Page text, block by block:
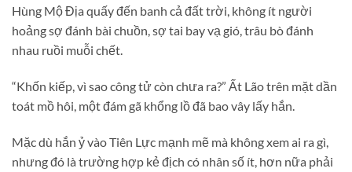
Hùng Mộ Địa quấy đến banh cả đất trời, không ít người
hoảng sợ đánh bài chuồn, sợ tai bay vạ gió, trâu bò đánh
nhau ruồi muỗi chết.
“Khốn kiếp, vì sao công tử còn chưa ra?” Ất Lão trên mặt dần
toát mồ hôi, một đám gã khổng lồ đã bao vây lấy hắn.
Mặc dù hắn ỷ vào Tiên Lực mạnh mẽ mà không xem ai ra gì,
nhưng đó là trường hợp kẻ địch có nhân số ít, hơn nữa phải